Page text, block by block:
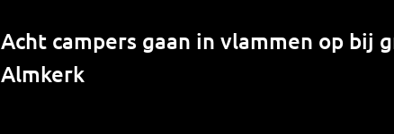
Acht campers gaan in vlammen op bij
Almkerk